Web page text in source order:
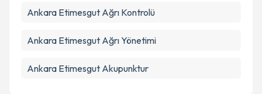
Ankara Etimesgut Ağrı Kontrolü
Ankara Etimesgut Ağrı Yönetimi
Ankara Etimesgut Akupunktur